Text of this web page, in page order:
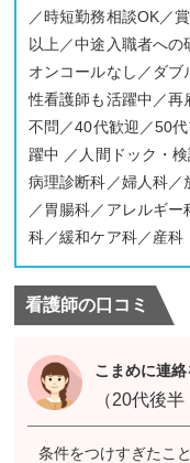
／時短勤務相談OK／
以上／中途入職者へ
オンコールなし／ダ
性看護師も活躍中／
不問／40代歓迎／50
躍中 ／人間ドック・
病理診断科／婦人科
／胃腸科／アレルギ
科／緩和ケア科／産科
看護師の口コミ
こまめに連
（20代後
条件をつけすぎたこ